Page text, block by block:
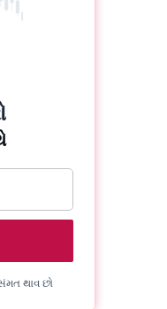
થાવ છો